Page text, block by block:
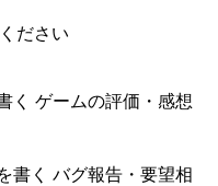
ださい
く ゲームの評価・感想
書く バグ報告・要望相